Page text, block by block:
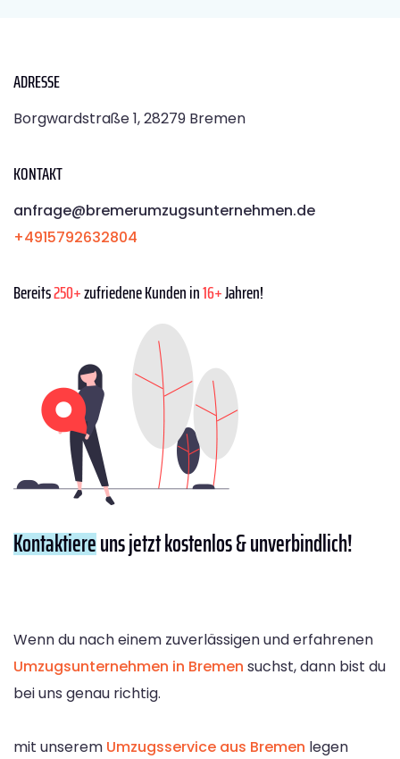
ADRESSE
Borgwardstraße 1, 28279 Bremen
KONTAKT
anfrage@bremerumzugsunternehmen.de
+4915792632804
Bereits250+zufriedene Kunden in16+Jahren!
Kontaktiereuns jetzt kostenlos & unverbindlich!
Wenn du nach einem zuverlässigen und erfahrenen
Umzugsunternehmen in Bremen suchst, dann bist du
bei uns genau richtig.
mit unserem Umzugsservice aus Bremen legen